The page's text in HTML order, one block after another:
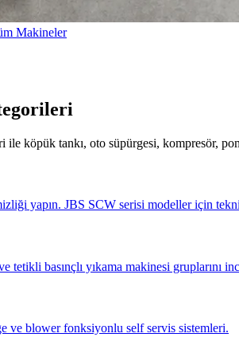
Makineler
köpük tankı, oto süpürgesi, kompresör,
yapın. JBS SCW serisi modeller için
basınçlı yıkama makinesi gruplarını
ve blower fonksiyonlu self servis sistemleri.